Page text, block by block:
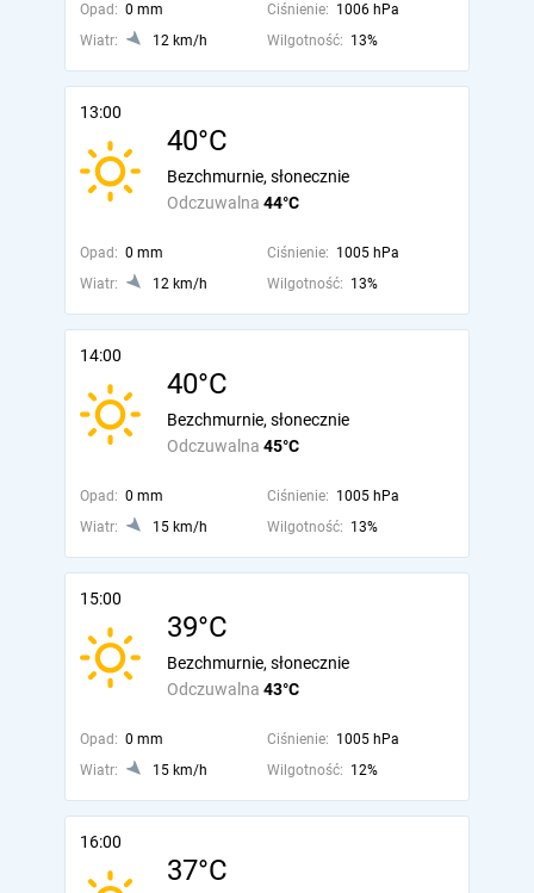
Opad: 0 mm Ciśnienie: 1006 hPa
Wiatr:
12 km/h Wilgotność: 13%
13:00
40°C
Odczuwalna 44°C
Bezchmurnie, słonecznie
Opad: 0 mm Ciśnienie: 1005 hPa
Wiatr:
12 km/h Wilgotność: 13%
14:00
40°C
Odczuwalna 45°C
Bezchmurnie, słonecznie
Opad: 0 mm Ciśnienie: 1005 hPa
Wiatr:
15 km/h Wilgotność: 13%
15:00
39°C
Odczuwalna 43°C
Bezchmurnie, słonecznie
Opad: 0 mm Ciśnienie: 1005 hPa
Wiatr:
15 km/h Wilgotność: 12%
16:00
37°C